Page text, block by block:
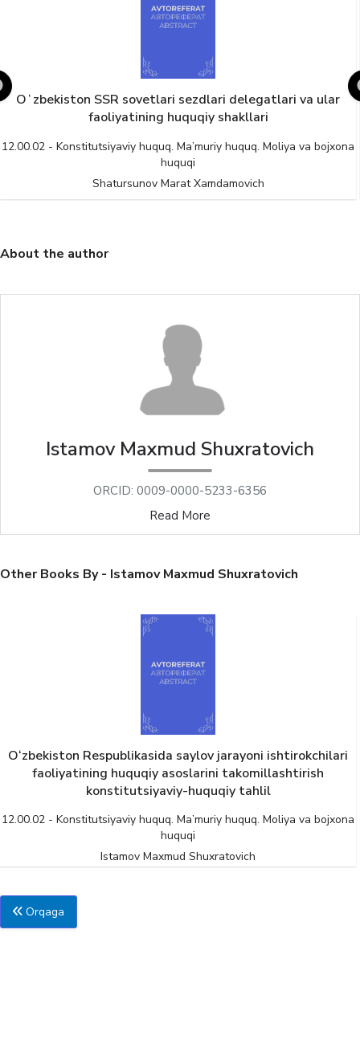
Oʻzbekiston SSR sovetlari sezdlari delegatlari va ular
faoliyatining huquqiy shakllari
12.00.02 - Konstitutsiyaviy huquq. Ma’muriy huquq. Moliya va bojxona
huquqi
Shatursunov Marat Xamdamovich
About the author
Istamov Maxmud Shuxratovich
ORCID: 0009-0000-5233-6356
Read More
Other Books By - Istamov Maxmud Shuxratovich
O‘zbekiston Respublikasida saylov jarayoni ishtirokchilari
faoliyatining huquqiy asoslarini takomillashtirish
konstitutsiyaviy-huquqiy tahlil
12.00.02 - Konstitutsiyaviy huquq. Ma’muriy huquq. Moliya va bojxona
huquqi
Istamov Maxmud Shuxratovich
Orqaga